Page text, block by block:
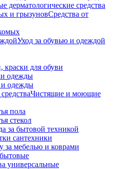
дерматологические средства
Средства от
Уход за обувью и одеждой
для обуви
одежды
одежды
Чистящие и моющие
пола
стекол
за бытовой техникой
сантехники
за мебелью и коврами
универсальные